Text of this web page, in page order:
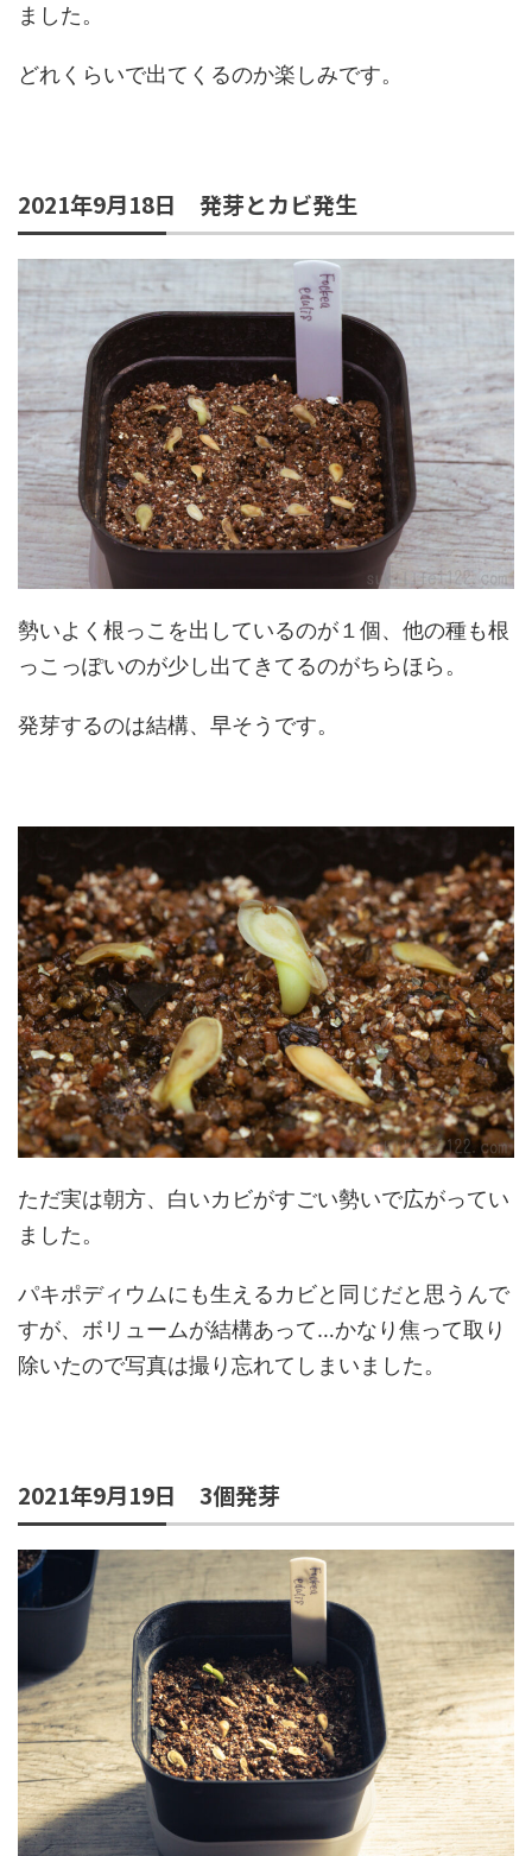
ました。
どれくらいで出てくるのか楽しみです。
2021年9月18日 発芽とカビ発生
勢いよく根っこを出しているのが１個、他の種も根
っこっぽいのが少し出てきてるのがちらほら。
発芽するのは結構、早そうです。
ただ実は朝方、白いカビがすごい勢いで広がってい
ました。
パキポディウムにも生えるカビと同じだと思うんで
すが、ボリュームが結構あって…かなり焦って取り
除いたので写真は撮り忘れてしまいました。
2021年9月19日 3個発芽